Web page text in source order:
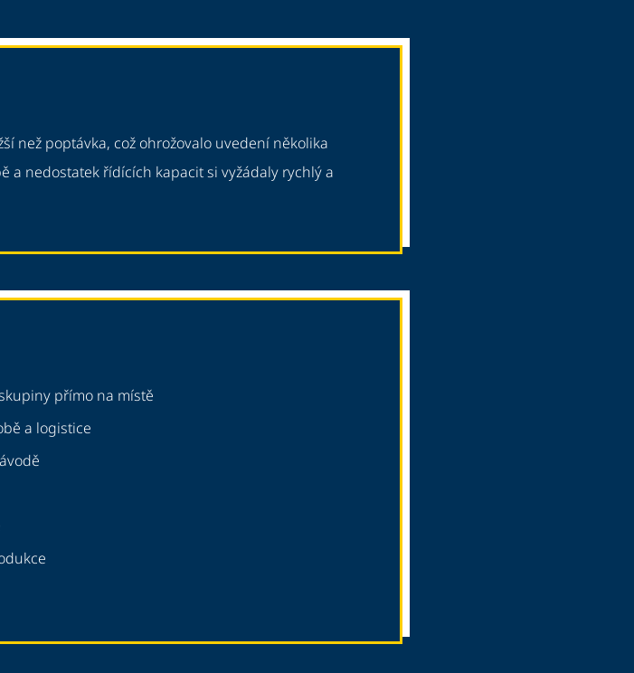
než poptávka, což ohrožovalo uvedení několika
nedostatek řídících kapacit si vyžádaly rychlý a
přímo na místě
a logistice